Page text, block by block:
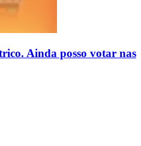
Ainda posso votar nas